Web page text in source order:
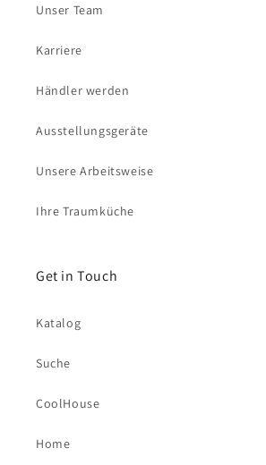
Unser Team
Karriere
Händler werden
Ausstellungsgeräte
Unsere Arbeitsweise
Ihre Traumküche
Get in Touch
Katalog
Suche
CoolHouse
Home